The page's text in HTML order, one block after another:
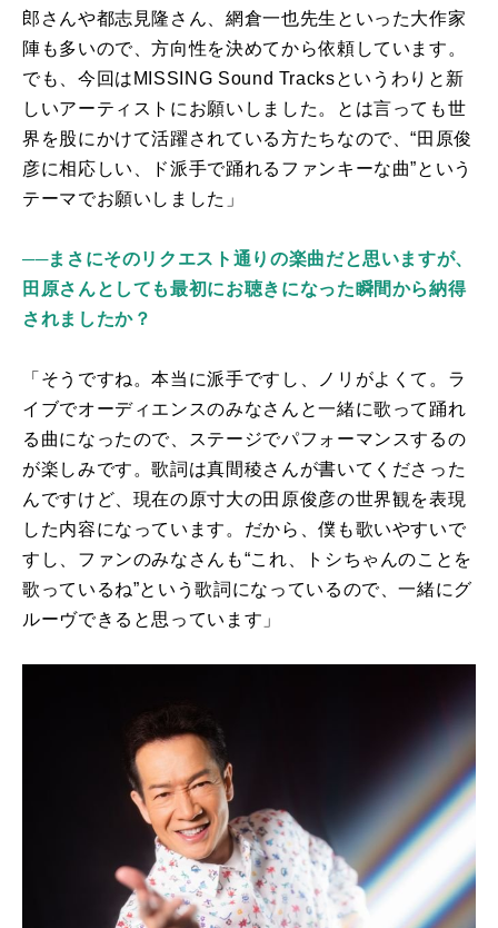
郎さんや都志見隆さん、網倉一也先生といった大作家
陣も多いので、方向性を決めてから依頼しています。
でも、今回は MISSING Sound Tracksというわりと新
しいアーティストにお願いしました。とは言っても世
界を股にかけて活躍されている方たちなので、“田原俊
彦に相応しい、ド派手で踊れるファンキーな曲”という
テーマでお願いしました」
──まさにそのリクエスト通りの楽曲だと思いますが、
田原さんとしても最初にお聴きになった瞬間から納得
されましたか？
「そうですね。本当に派手ですし、ノリがよくて。ラ
イブでオーディエンスのみなさんと一緒に歌って踊れ
る曲になったので、ステージでパフォーマンスするの
が楽しみです。歌詞は真間稜さんが書いてくださった
んですけど、現在の原寸大の田原俊彦の世界観を表現
した内容になっています。だから、僕も歌いやすいで
すし、ファンのみなさんも“これ、トシちゃんのことを
歌っているね”という歌詞になっているので、一緒にグ
ルーヴできると思っています」